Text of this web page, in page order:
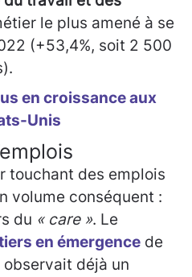
le plus amené à se
(+53,4%, soit 2 500
touchant des emplois
volume conséquent :
du « care ». Le
en émergence de
observait déjà un